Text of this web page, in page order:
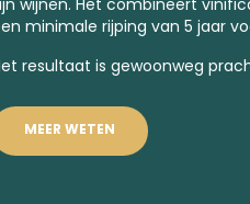
minimale rijping van 5 jaar
resultaat is gewoonweg
MEER WETEN